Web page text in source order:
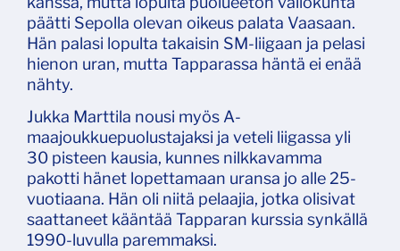
päätti Sepolla olevan oikeus palata Vaasaan.
Hän palasi lopulta takaisin SM-liigaan ja pelasi
hienon uran, mutta Tapparassa häntä ei enää
nähty.
Jukka Marttila nousi myös A-
maajoukkuepuolustajaksi ja veteli liigassa yli
30 pisteen kausia, kunnes nilkkavamma
pakotti hänet lopettamaan uransa jo alle 25-
vuotiaana. Hän oli niitä pelaajia, jotka olisivat
saattaneet kääntää Tapparan kurssia synkällä
1990-luvulla paremmaksi.